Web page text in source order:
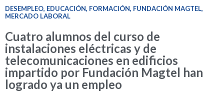
DESEMPLEO, EDUCACIÓN, FORMACIÓN, FUNDACIÓN MAGTEL,
MERCADO LABORAL
Cuatro alumnos del curso de
instalaciones eléctricas y de
telecomunicaciones en edificios
impartido por Fundación Magtel han
logrado ya un empleo